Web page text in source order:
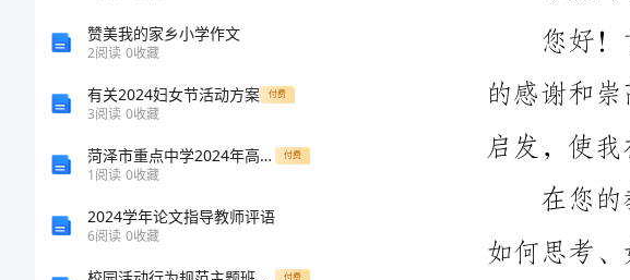
赞美我的家乡小学作文
2阅读 0收藏
有关2024妇女节活动方案 付费
3阅读 0收藏
菏泽市重点中学2024年高一物理第一学期期末复习检测试题含解析 付费
1阅读 0收藏
2024学年论文指导教师评语
6阅读 0收藏
付费